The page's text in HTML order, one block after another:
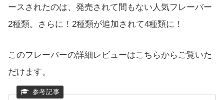
ースされたのは、発売されて間もない人気フレーバー
2種類。さらに！2種類が追加されて4種類に！
このフレーバーの詳細レビューはこちらからご覧いた
だけます。